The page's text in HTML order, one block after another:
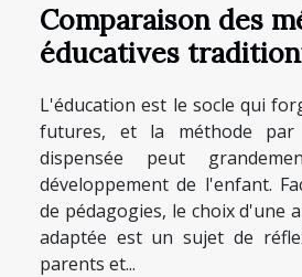
Comparaison des
éducatives
L'éducation est le socle qui
futures, et la méthode par
dispensée peut
développement de l'enfant.
de pédagogies, le choix d'une
adaptée est un sujet de
parents et...